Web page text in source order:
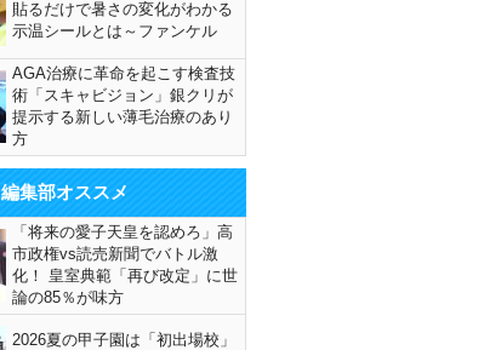
貼るだけで暑さの変化がわかる
示温シールとは～ファンケル
AGA治療に革命を起こす検査技
術「スキャビジョン」銀クリが
提示する新しい薄毛治療のあり
方
編集部オススメ
「将来の愛子天皇を認めろ」高
市政権vs読売新聞でバトル激
化！ 皇室典範「再び改定」に世
論の85％が味方
2026夏の甲子園は「初出場校」